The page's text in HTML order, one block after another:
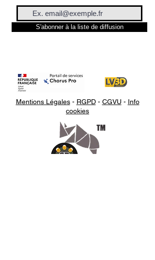
S'abonner à la liste de diffusion
Mentions Légales- RGPD- CGVU - Info
cookies